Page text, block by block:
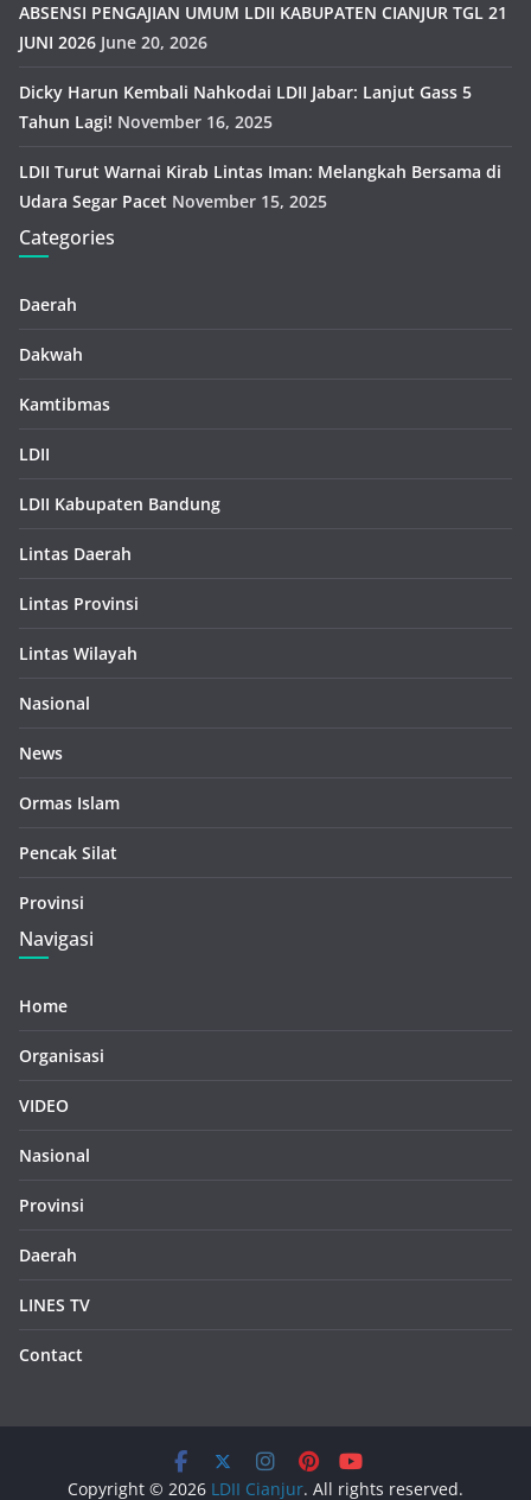
ABSENSI PENGAJIAN UMUM LDII KABUPATEN CIANJUR TGL 21
JUNI 2026 June 20, 2026
Dicky Harun Kembali Nahkodai LDII Jabar: Lanjut Gass 5
Tahun Lagi! November 16, 2025
LDII Turut Warnai Kirab Lintas Iman: Melangkah Bersama di
Udara Segar Pacet November 15, 2025
Categories
Daerah
Dakwah
Kamtibmas
LDII
LDII Kabupaten Bandung
Lintas Daerah
Lintas Provinsi
Lintas Wilayah
Nasional
News
Ormas Islam
Pencak Silat
Provinsi
Navigasi
Home
Organisasi
VIDEO
Nasional
Provinsi
Daerah
LINES TV
Contact
Copyright © 2026 LDII Cianjur. All rights reserved.